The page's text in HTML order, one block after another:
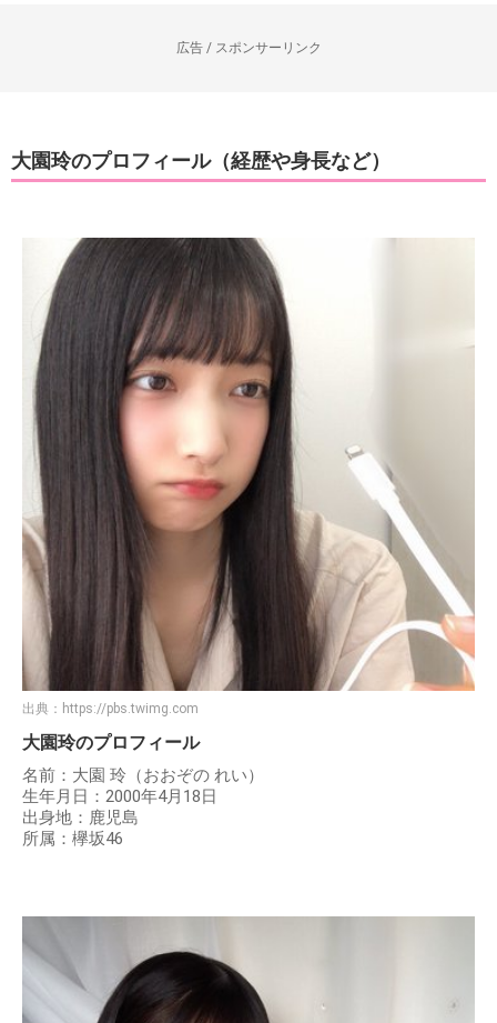
広告 / スポンサーリンク
大園玲のプロフィール（経歴や身長など）
出典： https://pbs.twimg.com
大園玲のプロフィール
名前：大園 玲（おおぞの れい）
生年月日：2000年4月18日
出身地：鹿児島
所属：欅坂46